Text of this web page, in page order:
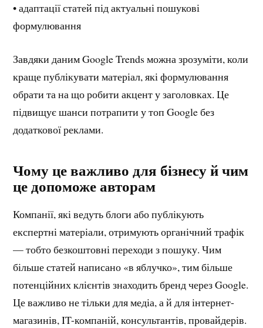
• адаптації статей під актуальні пошукові
формулювання
Завдяки даним Google Trends можна зрозуміти, коли
краще публікувати матеріал, які формулювання
обрати та на що робити акцент у заголовках. Це
підвищує шанси потрапити у топ Google без
додаткової реклами.
Чому це важливо для бізнесу й чим
це допоможе авторам
Компанії, які ведуть блоги або публікують
експертні матеріали, отримують органічний трафік
— тобто безкоштовні переходи з пошуку. Чим
більше статей написано «в яблучко», тим більше
потенційних клієнтів знаходить бренд через Google.
Це важливо не тільки для медіа, а й для інтернет-
магазинів, IT-компаній, консультантів, провайдерів.